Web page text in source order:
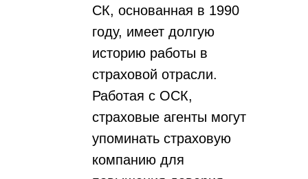
СК, основанная в 1990
году, имеет долгую
историю работы в
страховой отрасли.
Работая с ОСК,
страховые агенты могут
упоминать страховую
компанию для